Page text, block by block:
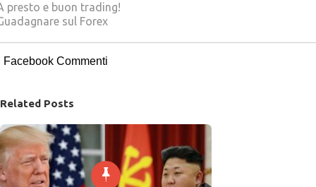
presto e buon trading!
sul Forex
Facebook Commenti
Related Posts